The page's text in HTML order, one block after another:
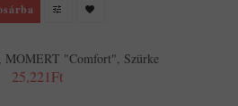
MOMERT "Comfort", Szürke
25,221Ft